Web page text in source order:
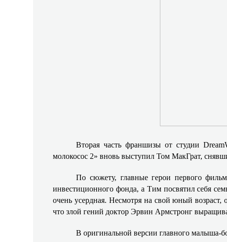
Вторая часть франшизы от студии
молокосос 2» вновь выступил Том МакГрат,
По сюжету, главные герои первого
инвестиционного фонда, а Тим посвятил себя
очень усердная. Несмотря на свой юный
что злой гений доктор Эрвин Армстронг
В оригинальной версии главного малыша-